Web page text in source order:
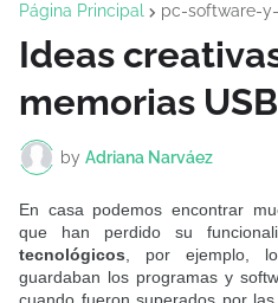
Página Principal pc-software-
Ideas
memorias USB
by Adriana Narváez
En casa podemos encontrar
que han perdido su
tecnológicos , por ejemplo,
guardaban los programas y